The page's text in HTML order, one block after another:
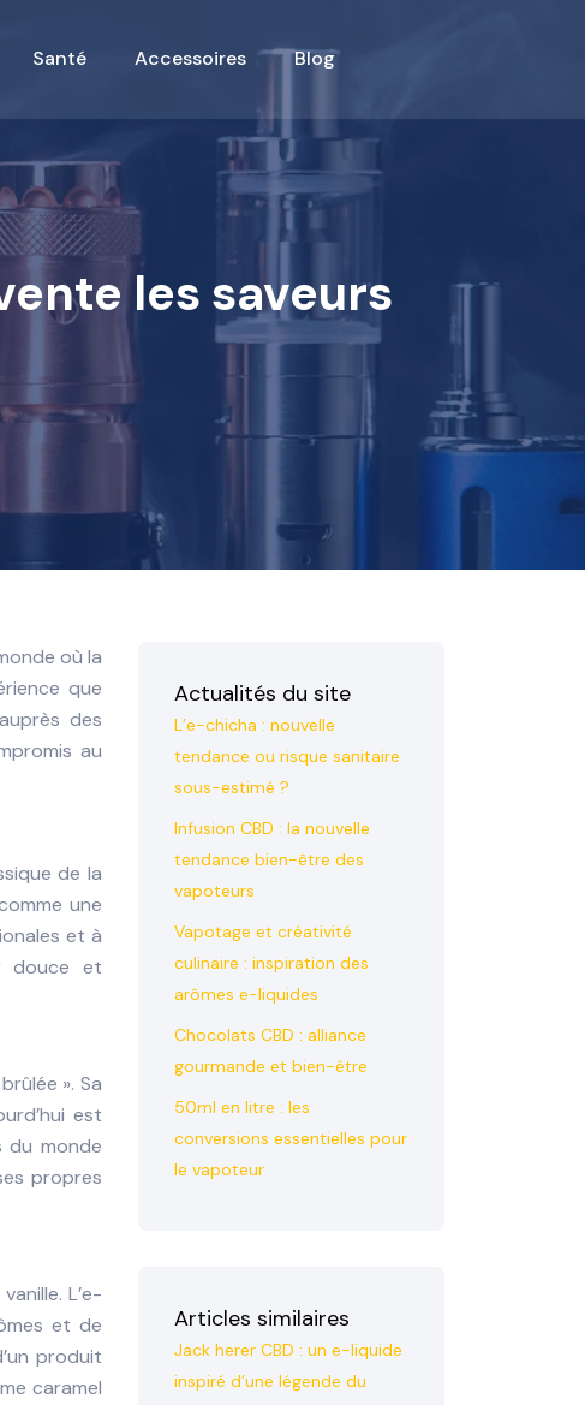
Santé Accessoires Blog
les saveurs
où la
que
des
au
de la
une
et à
douce et
». Sa
est
du monde
propres
L’e-
et de
produit
caramel
Actualités du site
L’e-chicha : nouvelle
tendance ou risque sanitaire
sous-estimé ?
Infusion CBD : la nouvelle
tendance bien-être des
vapoteurs
Vapotage et créativité
culinaire : inspiration des
arômes e-liquides
Chocolats CBD : alliance
gourmande et bien-être
50ml en litre : les
conversions essentielles pour
le vapoteur
Articles similaires
Jack herer CBD : un e-liquide
inspiré d’une légende du